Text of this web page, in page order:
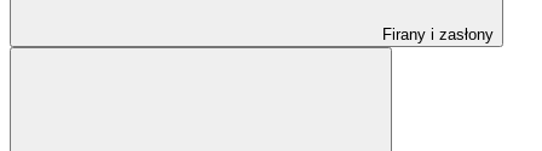
Firany i zasłony